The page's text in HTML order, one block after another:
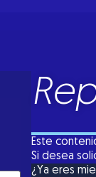
Este
Si desea
¿Ya eres